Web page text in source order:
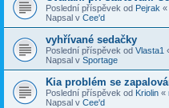
Poslední příspěvek od Pejrak «
Napsal v Cee'd
vyhřívané sedačky
Poslední příspěvek od Vlasta1
Napsal v Sportage
Kia problém se
Poslední příspěvek od Kriolin «
Napsal v Cee'd